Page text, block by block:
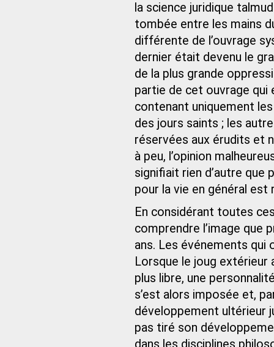
la science juridique
tombée entre les mains
différente de l’ouvrage
dernier était devenu le
de la plus grande
partie de cet ouvrage qui
contenant uniquement
des jours saints ; les
réservées aux érudits et
à peu, l’opinion
signifiait rien d’autre
pour la vie en général est
En considérant toutes
comprendre l’image que
ans. Les événements qui
Lorsque le joug extérieur
plus libre, une
s’est alors imposée et,
développement ultérieur
pas tiré son